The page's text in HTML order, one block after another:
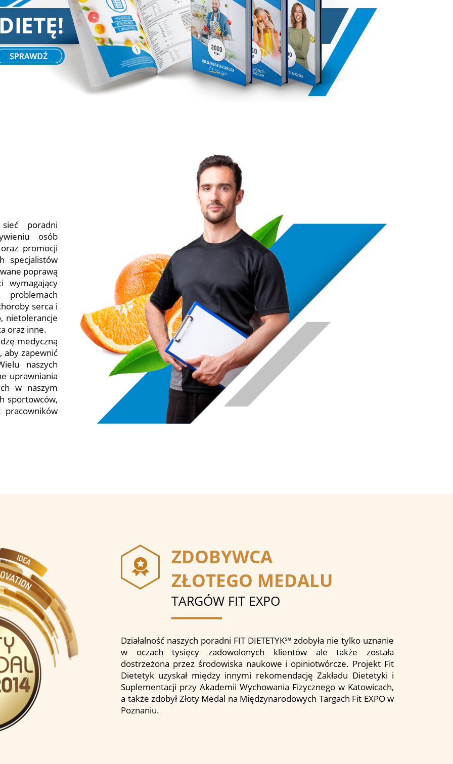
poradni
osób
promocji
specjalistów
poprawą
wymagający
serca i
nietolerancje
oraz inne.
medyczną
aby zapewnić
naszych
uprawniania
w naszym
sportowców,
ZDOBYWCA
ZŁOTEGO MEDALU
TARGÓW FIT EXPO
Działalność naszych poradni FIT DIETETYK℠ zdobyła nie tylko uznanie
w oczach tysięcy zadowolonych klientów ale także została
dostrzeżona przez środowiska naukowe i opiniotwórcze. Projekt Fit
Dietetyk uzyskał między innymi rekomendację Zakładu Dietetyki i
Suplementacji przy Akademii Wychowania Fizycznego w Katowicach,
a także zdobył Złoty Medal na Międzynarodowych Targach Fit EXPO w
Poznaniu.